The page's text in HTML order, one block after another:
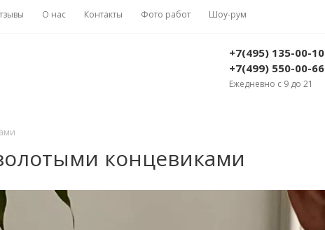
О нас Контакты Фото работ Шоу-рум
+7(495) 135-00-10
+7(499) 550-00-66
Ежедневно с 9 до 21
концевиками